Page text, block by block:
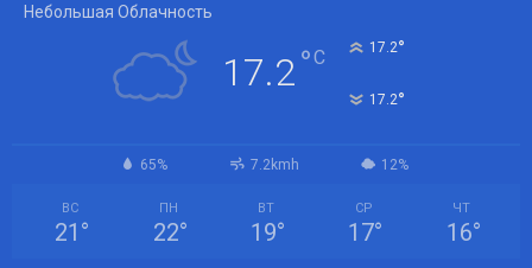
Небольшая Облачность
17.2°C 17.2°
17.2°
65% 7.2kmh 12%
ВС
21 °
ПН
22°
ВТ
19°
СР
17°
ЧТ
16°